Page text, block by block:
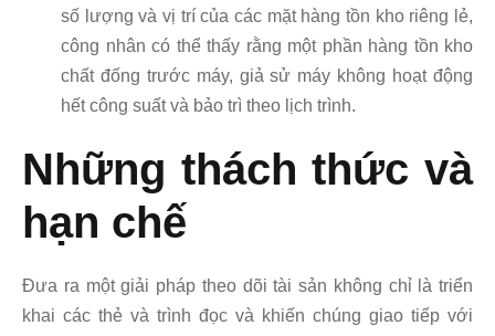
số lượng và vị trí của các mặt hàng tồn kho riêng lẻ,
công nhân có thể thấy rằng một phần hàng tồn kho
chất đống trước máy, giả sử máy không hoạt động
hết công suất và bảo trì theo lịch trình.
Những thách thức và
hạn chế
Đưa ra một giải pháp theo dõi tài sản không chỉ là triển
khai các thẻ và trình đọc và khiến chúng giao tiếp với